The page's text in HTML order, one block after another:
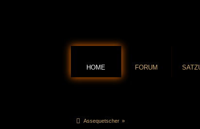
HOME FORUM
Assequetscher »